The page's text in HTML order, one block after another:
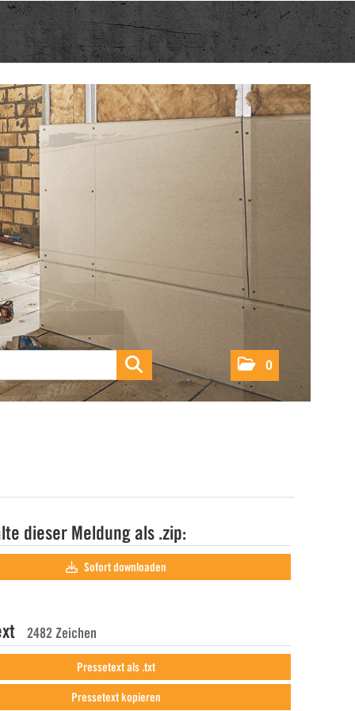
0
dieser Meldung als .zip:
Sofort downloaden
2482 Zeichen
Pressetext als .txt
Pressetext kopieren